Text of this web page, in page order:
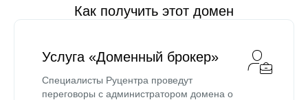
Как получить этот домен
Услуга «Доменный брокер»
Специалисты Руцентра проведут
переговоры с администратором домена о